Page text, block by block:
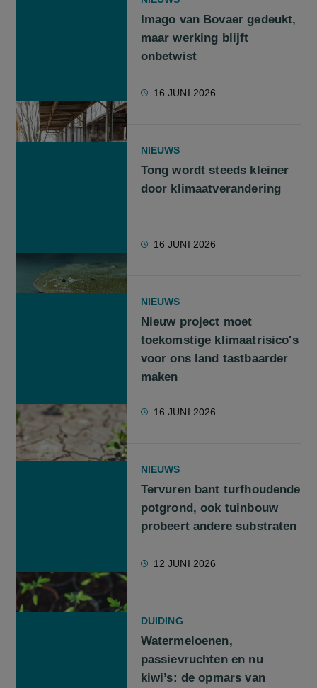
Imago van Bovaer gedeukt,
maar werking blijft
onbetwist
16 JUNI 2026
NIEUWS
Tong wordt steeds kleiner
door klimaatverandering
16 JUNI 2026
NIEUWS
Nieuw project moet
toekomstige klimaatrisico's
voor ons land tastbaarder
maken
16 JUNI 2026
NIEUWS
Tervuren bant turfhoudende
potgrond, ook tuinbouw
probeert andere substraten
12 JUNI 2026
DUIDING
Watermeloenen,
passievruchten en nu
kiwi’s: de opmars van